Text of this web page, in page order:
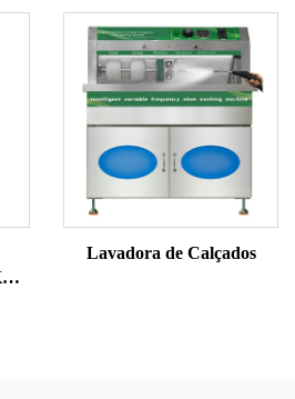
,
Lavadora de Calçados